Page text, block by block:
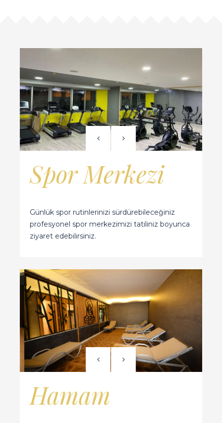
Spor Merkezi
Günlük spor rutinlerinizi sürdürebileceğiniz
profesyonel spor merkezimizi tatiliniz boyunca
ziyaret edebilirsiniz.
Hamam